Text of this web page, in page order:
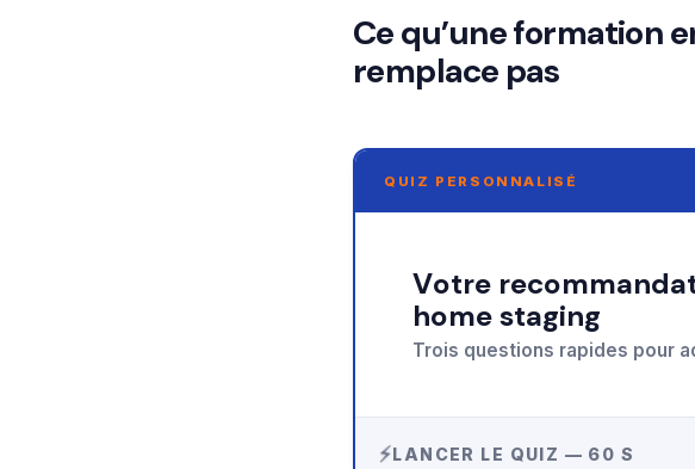
Ce qu’une formation
remplace pas
QUIZ PERSONNALISÉ
Votre recommandation sur formation en ligne
home staging
Trois questions rapides pour
LANCER LE QUIZ — 60 S